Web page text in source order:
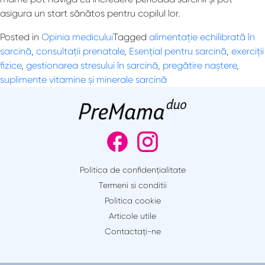
asigura un start sănătos pentru copilul lor.
Posted in Opinia mediculuiTagged alimentație echilibrată în
sarcină, consultații prenatale, Esențial pentru sarcină, exerciții
fizice, gestionarea stresului în sarcină, pregătire naștere,
suplimente vitamine și minerale sarcină
Politica de confidențialitate
Termeni si conditii
Politica cookie
Articole utile
Contactaţi-ne